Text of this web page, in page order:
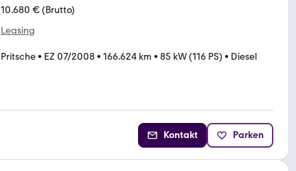
10.680 € (Brutto)
Leasing
Pritsche• EZ 07/2008• 166.624 km • 85 kW (116 PS) • Diesel
Kontakt Parken